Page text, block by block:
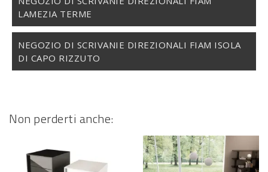
LAMEZIA TERME
NEGOZIO DI SCRIVANIE DIREZIONALI FIAM ISOLA
DI CAPO RIZZUTO
Non perderti anche: